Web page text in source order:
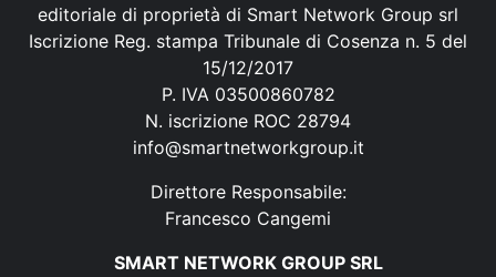
editoriale di proprietà di Smart Network Group srl
Iscrizione Reg. stampa Tribunale di Cosenza n. 5 del
15/12/2017
P. IVA 03500860782
N. iscrizione ROC 28794
info@smartnetworkgroup.it
Direttore Responsabile:
Francesco Cangemi
SMART NETWORK GROUP SRL